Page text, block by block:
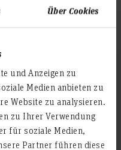
Über Cookies
und Anzeigen zu
Medien anbieten zu
Website zu analysieren.
zu Ihrer Verwendung
für soziale Medien,
Partner führen diese
Ideen. Die
sich selbst als
der Kegelbahn und einem
Tag stand insbesondere
im